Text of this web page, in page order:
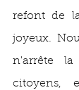
refont de
joyeux.
n'arrête
citoyens,